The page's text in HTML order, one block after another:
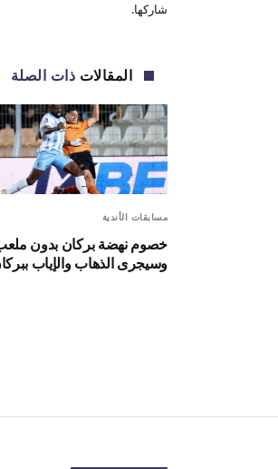
شاركها.
المقالات ذات الصلة
مسابقات الأندية
خصوم نهضة بركان بدون
وسيجرى الذهاب والإياب